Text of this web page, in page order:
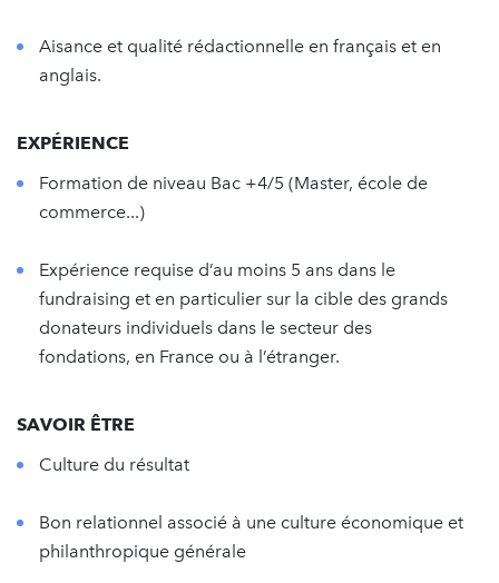
Aisance et qualité rédactionnelle en français et en
anglais.
EXPÉRIENCE
Formation de niveau Bac +4/5 (Master, école de
commerce...)
Expérience requise d’au moins 5 ans dans le
fundraising et en particulier sur la cible des grands
donateurs individuels dans le secteur des
fondations, en France ou à l’étranger.
SAVOIR ÊTRE
Culture du résultat
Bon relationnel associé à une culture économique et
philanthropique générale